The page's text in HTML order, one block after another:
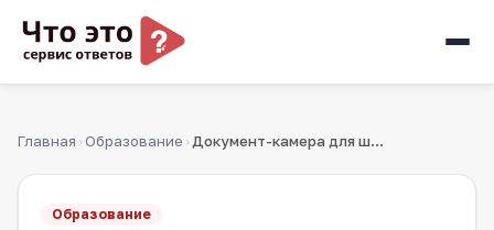
Главная › Образование › Документ-камера для школы: что это и как используется
Образование